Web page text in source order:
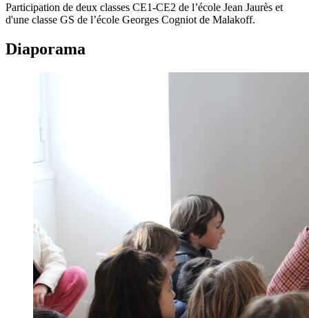
Participation de deux classes CE1-CE2 de l’école Jean Jaurès et
d'une classe GS de l’école Georges Cogniot de Malakoff.
Diaporama